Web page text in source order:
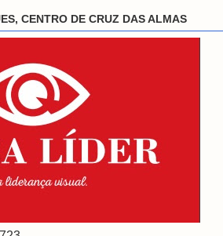
CENTRO DE CRUZ DAS ALMAS